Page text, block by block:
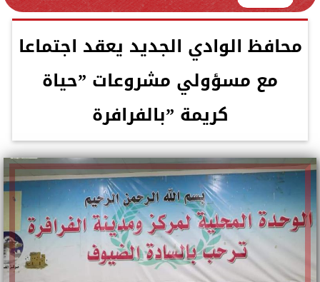
محافظ الوادي الجديد يعقد اجتماعا
مع مسؤولي مشروعات ”حياة
كريمة ”بالفرافرة